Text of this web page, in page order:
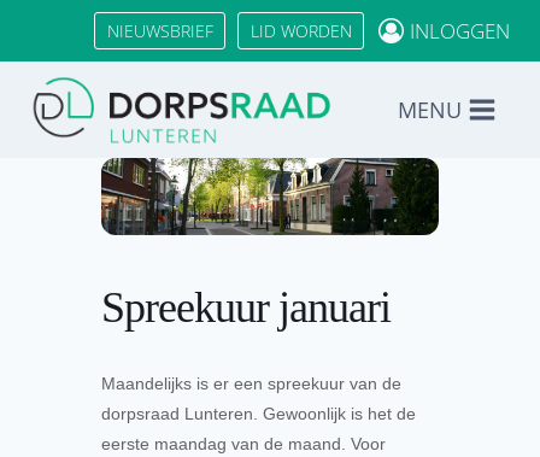
inhoud
NIEUWSBRIEF LID WORDEN INLOGGEN
MENU
Spreekuur januari
Maandelijks is er een spreekuur van de
dorpsraad Lunteren. Gewoonlijk is het de
eerste maandag van de maand. Voor